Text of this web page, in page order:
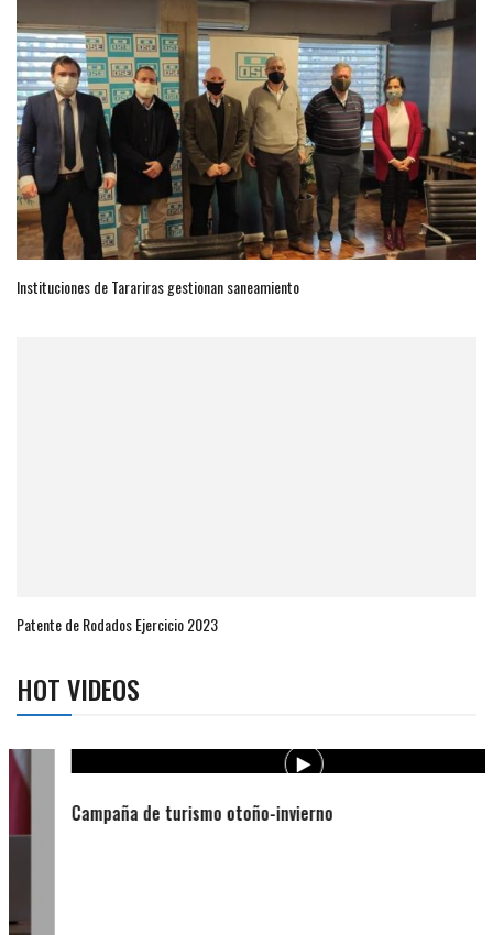
Instituciones de Tarariras gestionan saneamiento
Patente de Rodados Ejercicio 2023
HOT VIDEOS
Campaña de turismo otoño-invierno